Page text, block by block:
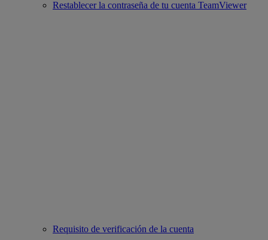
Restablecer la contraseña de tu cuenta TeamViewer
Requisito de verificación de la cuenta